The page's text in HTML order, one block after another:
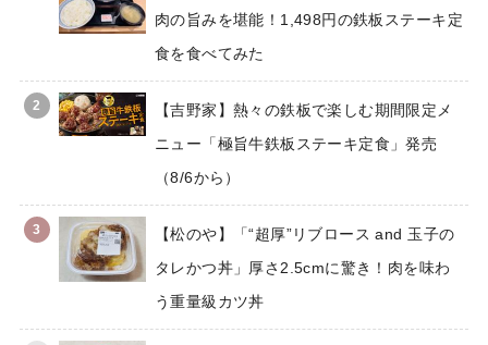
肉の旨みを堪能！1,498円の鉄板ステーキ定
食を食べてみた
2
【吉野家】熱々の鉄板で楽しむ期間限定メ
ニュー「極旨牛鉄板ステーキ定食」発売
（8/6から）
3
【松のや】「“超厚”リブロース and 玉子の
タレかつ丼」厚さ2.5cmに驚き！肉を味わ
う重量級カツ丼